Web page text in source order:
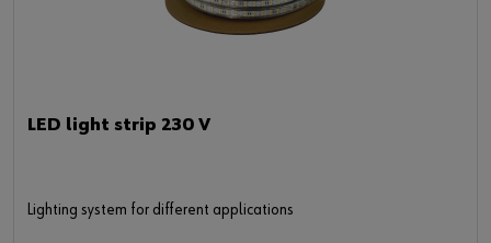
LED light strip 230 V
Lighting system for different applications